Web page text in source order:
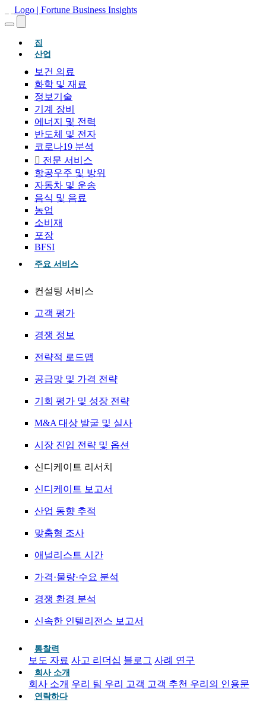
집(현재의)
산업
보건 의료
화학 및 재료
정보기술
기계 장비
에너지 및 전력
반도체 및 전자
코로나19 분석
전문 서비스
항공우주 및 방위
자동차 및 운송
음식 및 음료
농업
소비재
포장
BFSI
주요 서비스
컨설팅 서비스
고객 평가
경쟁 정보
전략적 로드맵
공급망 및 가격 전략
기회 평가 및 성장 전략
M&A 대상 발굴 및 실사
시장 진입 전략 및 옵션
신디케이트 리서치
신디케이트 보고서
산업 동향 추적
맞춤형 조사
애널리스트 시간
가격·물량·수요 분석
경쟁 환경 분석
신속한 인텔리전스 보고서
통찰력
보도 자료 사고 리더십 블로그 사례 연구
회사 소개
회사 소개 우리 팀 우리 고객 고객 추천 우리의 인용문
연락하다